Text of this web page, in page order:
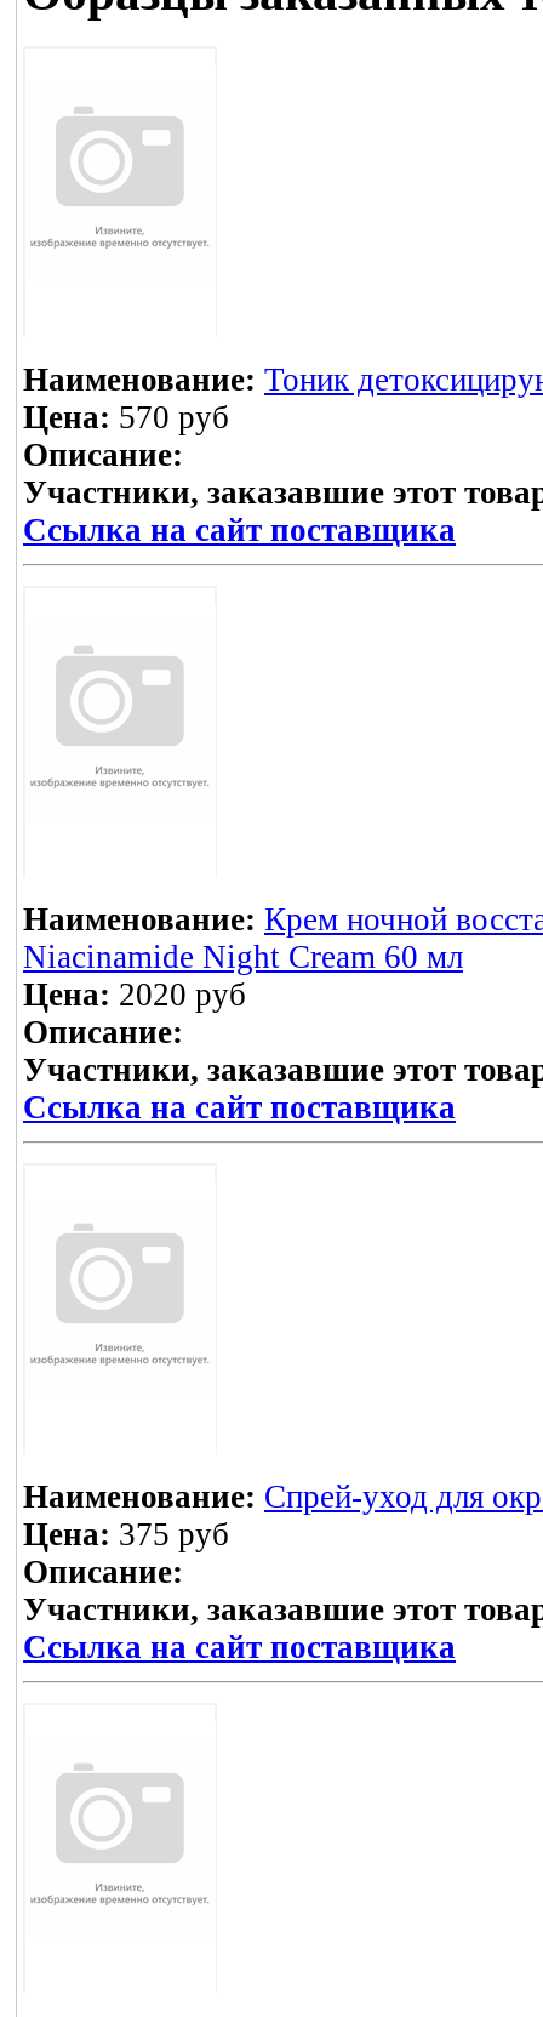
Наименование: Тоник
Цена: 570 руб
Описание:
Участники, заказавшие этот
Ссылка на сайт поставщика
Наименование: Крем ночной
Niacinamide Night Cream 60 мл
Цена: 2020 руб
Описание:
Участники, заказавшие этот
Ссылка на сайт поставщика
Наименование: Спрей-уход для
Цена: 375 руб
Описание:
Участники, заказавшие этот
Ссылка на сайт поставщика